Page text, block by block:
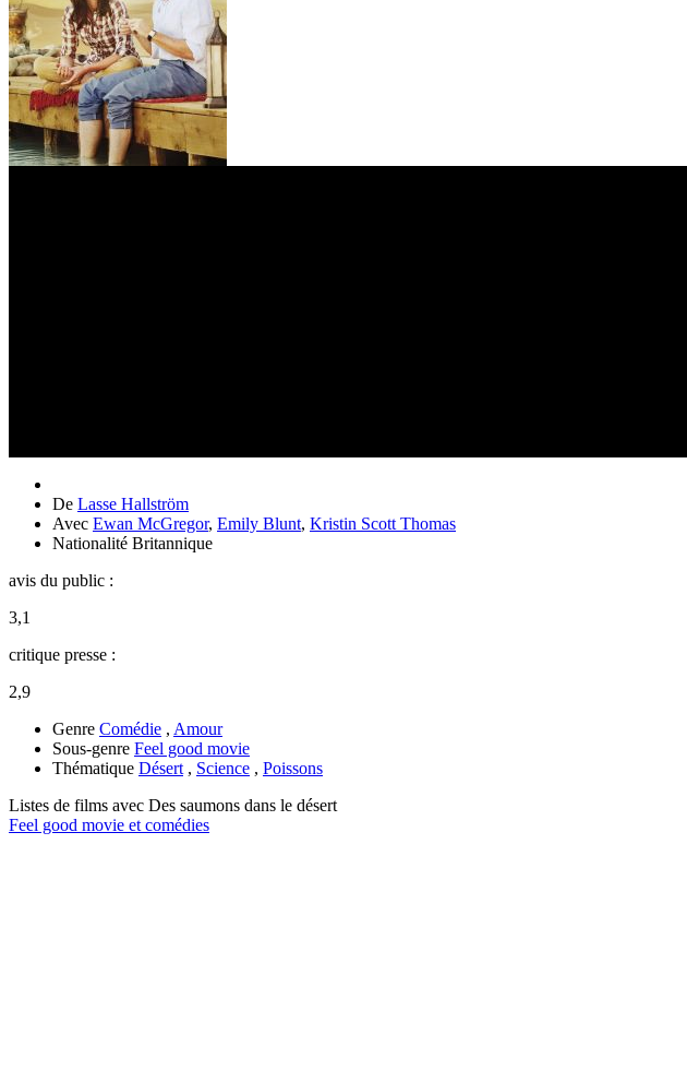
De Lasse Hallström
Avec Ewan McGregor, Emily Blunt, Kristin Scott Thomas
Nationalité Britannique
avis du public :
3,1
critique presse :
2,9
Genre Comédie , Amour
Sous-genre Feel good movie
Thématique Désert , Science , Poissons
Listes de films avec Des saumons dans le désert
Feel good movie et comédies